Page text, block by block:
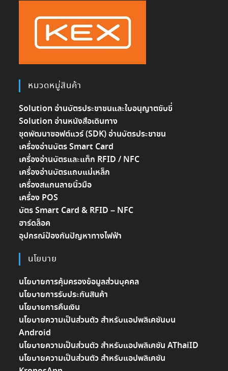
หมวดหมู่สินค้า
Solution อ่านบัตรประชาชนและใบอนุญาตขับขี่
Solution อ่านหนังสือเดินทาง
ชุดพัฒนาซอฟต์แวร์ (SDK) อ่านบัตรประชาชน
เครื่องอ่านบัตร Smart Card
เครื่องอ่านบัตรและแท็ก RFID / NFC
เครื่องอ่านบัตรแถบแม่เหล็ก
เครื่องสแกนลายนิ้วมือ
เครื่อง POS
บัตร Smart Card & RFID – NFC
ฮาร์ดล็อค
อุปกรณ์ป้องกันปัญหาทางไฟฟ้า
นโยบาย
นโยบายการคุ้มครองข้อมูลส่วนบุคคล
นโยบายการรับประกันสินค้า
นโยบายการคืนเงิน
นโยบายความเป็นส่วนตัว สำหรับแอปพลิเคชันบน
Android
นโยบายความเป็นส่วนตัว สำหรับแอปพลิเคชัน AThaiID
นโยบายความเป็นส่วนตัว สำหรับแอปพลิเคชัน